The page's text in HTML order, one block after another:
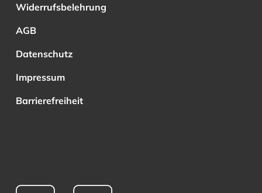
Widerrufsbelehrung
AGB
Datenschutz
Impressum
Barrierefreiheit